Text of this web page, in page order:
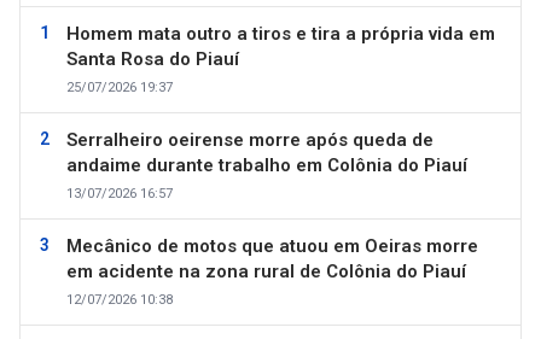
Homem mata outro a tiros e tira a própria vida em
Santa Rosa do Piauí
25/07/2026 19:37
Serralheiro oeirense morre após queda de
andaime durante trabalho em Colônia do Piauí
13/07/2026 16:57
Mecânico de motos que atuou em Oeiras morre
em acidente na zona rural de Colônia do Piauí
12/07/2026 10:38